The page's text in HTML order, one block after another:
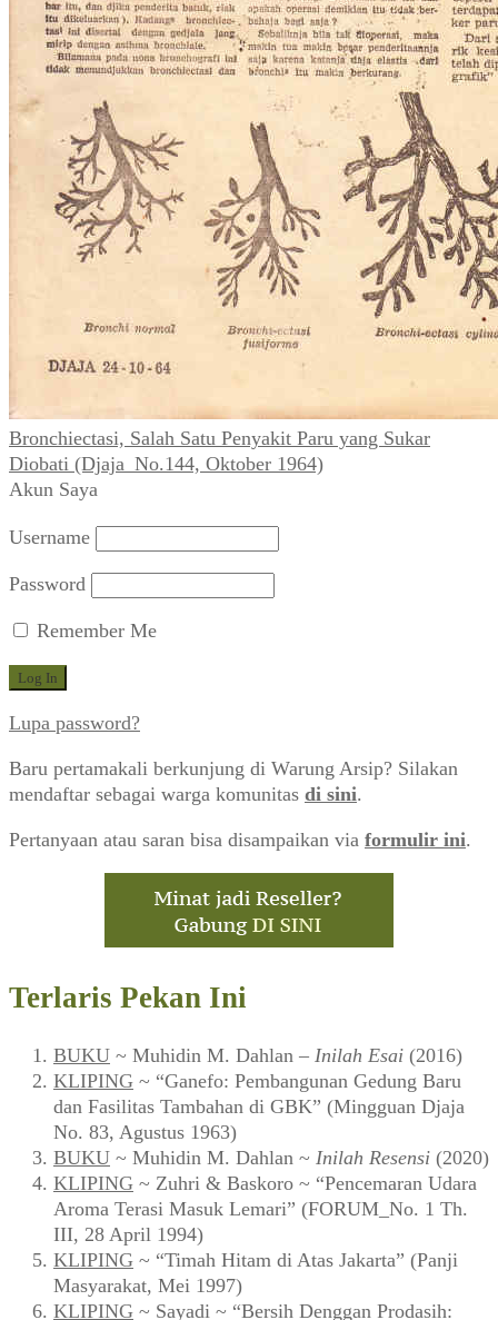
Bronchiectasi, Salah Satu Penyakit Paru yang Sukar
Diobati (Djaja_No.144, Oktober 1964)
Akun Saya
Username
Password
Remember Me
Lupa password?
Baru pertamakali berkunjung di Warung Arsip? Silakan
mendaftar sebagai warga komunitas di sini.
Pertanyaan atau saran bisa disampaikan via formulir ini.
Terlaris Pekan Ini
BUKU ~ Muhidin M. Dahlan – Inilah Esai (2016)
KLIPING ~ “Ganefo: Pembangunan Gedung Baru
dan Fasilitas Tambahan di GBK” (Mingguan Djaja
No. 83, Agustus 1963)
BUKU ~ Muhidin M. Dahlan ~ Inilah Resensi (2020)
KLIPING ~ Zuhri & Baskoro ~ “Pencemaran Udara
Aroma Terasi Masuk Lemari” (FORUM_No. 1 Th.
III, 28 April 1994)
KLIPING ~ “Timah Hitam di Atas Jakarta” (Panji
Masyarakat, Mei 1997)
KLIPING ~ Sayadi ~ “Bersih Denggan Prodasih: